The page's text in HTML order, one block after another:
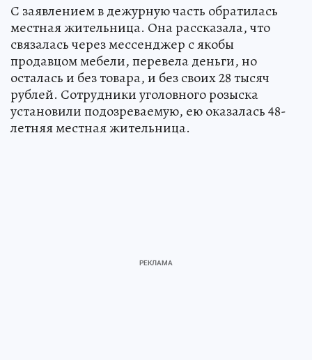
С заявлением в дежурную часть обратилась
местная жительница. Она рассказала, что
связалась через мессенджер с якобы
продавцом мебели, перевела деньги, но
осталась и без товара, и без своих 28 тысяч
рублей. Сотрудники уголовного розыска
установили подозреваемую, ею оказалась 48-
летняя местная жительница.